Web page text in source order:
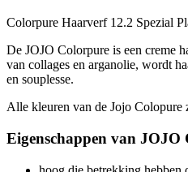
Colorpure Haarverf 12.2 Spezial
De JOJO Colorpure is een creme
van collages en arganolie, wordt
en souplesse.
Alle kleuren van de Jojo Colopure
Eigenschappen van